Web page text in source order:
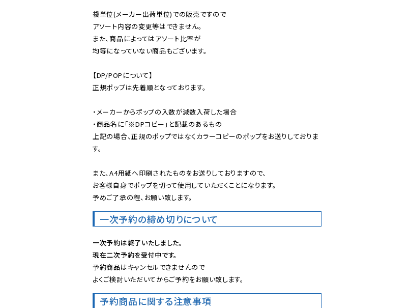
袋単位(メーカー出荷単位)での販売ですので
アソート内容の変更等はできません。
また、商品によってはアソート比率が
均等になっていない商品もございます。
【DP/POPについて】
正規ポップは先着順となっております。
・メーカーからポップの入数が減数入荷した場合
・商品名に「※DPコピー」と記載のあるもの
上記の場合、正規のポップではなくカラーコピーのポップをお送りしておりま
す。
また、A4用紙へ印刷されたものをお送りしておりますので、
お客様自身でポップを切って使用していただくことになります。
予めご了承の程、お願い致します。
一次予約の締め切りについて
一次予約は終了いたしました。
現在二次予約を受付中です。
予約商品はキャンセルできませんので
よくご検討いただいてからご予約をお願い致します。
予約商品に関する注意事項